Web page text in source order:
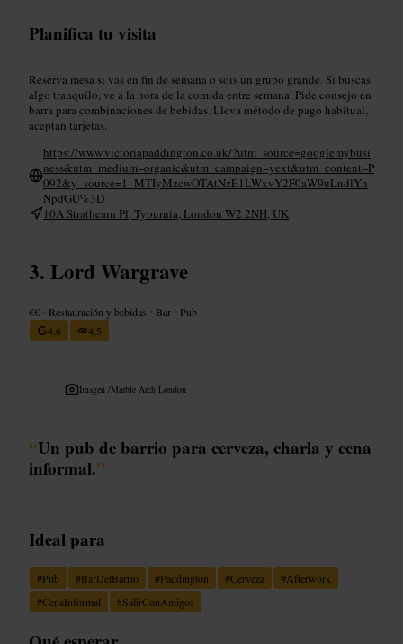
Planifica tu visita
Reserva mesa si vas en fin de semana o sois un grupo grande. Si buscas
algo tranquilo, ve a la hora de la comida entre semana. Pide consejo en
barra para combinaciones de bebidas. Lleva método de pago habitual,
aceptan tarjetas.
https://www.victoriapaddington.co.uk/?utm_source=googlemybusi
ness&utm_medium=organic&utm_campaign=yext&utm_content=P
092&y_source=1_MTIyMzcwOTAtNzE1LWxvY2F0aW9uLndlYn
NpdGU%3D
10A Strathearn Pl, Tyburnia, London W2 2NH, UK
Lord Wargrave
€€ • Restauración y bebidas • Bar • Pub
4,6
4,5
Imagen /Marble Arch London
“Un pub de barrio para cerveza, charla y cena
informal.”
Ideal para
#Pub #BarDelBarrio #Paddington #Cerveza #Afterwork
#CenaInformal #SalirConAmigos